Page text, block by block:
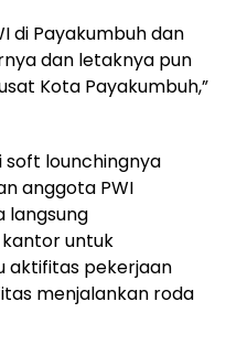
di Payakumbuh dan
dan letaknya pun
Kota Payakumbuh,”
soft lounchingnya
anggota PWI
langsung
untuk
aktifitas pekerjaan
menjalankan roda